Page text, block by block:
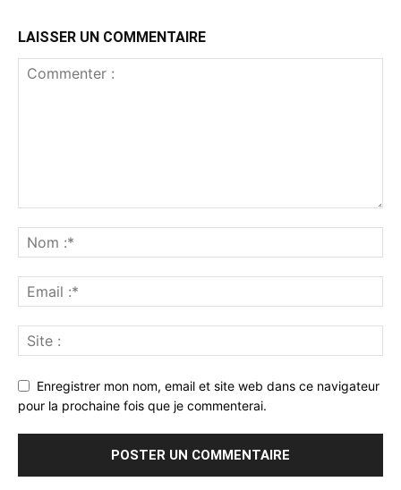
LAISSER UN COMMENTAIRE
Enregistrer mon nom, email et site web dans ce navigateur
pour la prochaine fois que je commenterai.